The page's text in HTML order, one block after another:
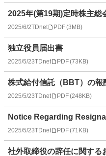
2025年(第19期)定時株主総
2025/6/2TDnet PDF(3MB)
独立役員届出書
2025/5/23TDnet PDF(73KB)
株式給付信託（BBT）の報
2025/5/23TDnet PDF(248KB)
Notice Regarding
2025/5/23TDnet PDF(71KB)
社外取締役の辞任に関する